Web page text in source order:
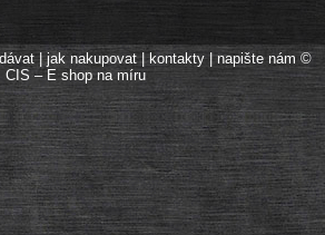
|jak nakupovat|kontakty|napište nám ©
CIS – E shop na míru